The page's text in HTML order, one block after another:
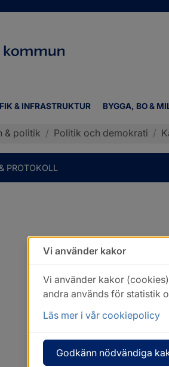
& INFRASTRUKTUR BYGGA, BO &
& politik / Politik och demokrati /
PROTOKOLL
Vi använder kakor
Vi använder kakor
andra används för statistik
Läs mer i vår cookiepolicy
Godkänn nödvändiga